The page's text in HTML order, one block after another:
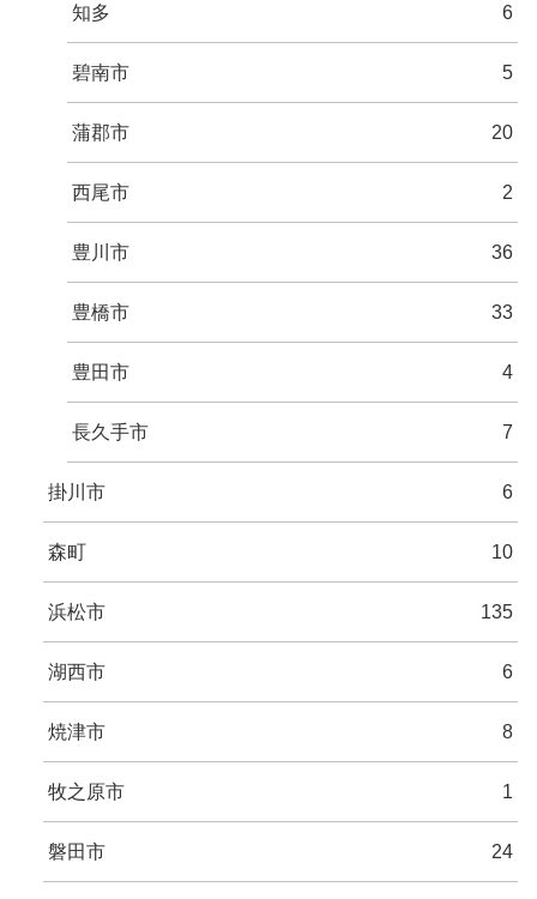
知多 6
碧南市 5
蒲郡市 20
西尾市 2
豊川市 36
豊橋市 33
豊田市 4
長久手市 7
掛川市 6
森町 10
浜松市 135
湖西市 6
焼津市 8
牧之原市 1
磐田市 24